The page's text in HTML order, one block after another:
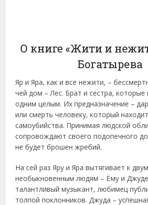
О книге «Жити и
Богатырева
Яр и Яра, как и все нежити, –
чей дом – Лес. Брат и сестра, которые
одним целым. Их предназначение –
или смерть человеку, который
самоубийства. Принимая людской
сопровождают своего подопечного
не будет брошен жребий.
На сей раз Яру и Яра вытягивает к двум
необыкновенным людям – Ёму и
талантливый музыкант, любимец
толпой поклонников. Джуда –